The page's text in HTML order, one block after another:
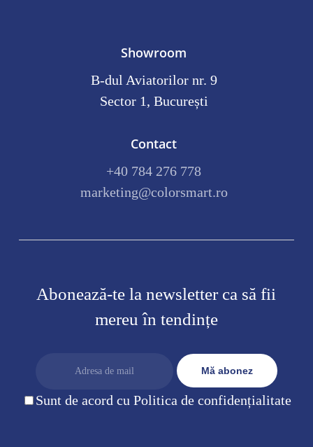
Showroom
B-dul Aviatorilor nr. 9
Sector 1, București
Contact
+40 784 276 778
marketing@colorsmart.ro
Abonează-te la newsletter ca să fii
mereu în tendințe
Sunt de acord cu Politica de confidențialitate